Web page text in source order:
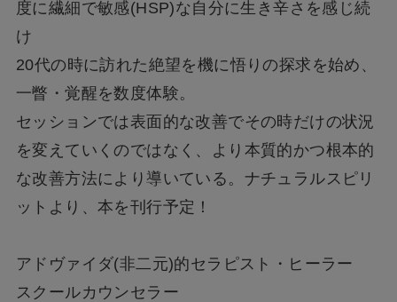
度に繊細で敏感(HSP)な自分に生き辛さを感じ続
け
20代の時に訪れた絶望を機に悟りの探求を始め、
一瞥・覚醒を数度体験。
セッションでは表面的な改善でその時だけの状況
を変えていくのではなく、より本質的かつ根本的
な改善方法により導いている。ナチュラルスピリ
ットより、本を刊行予定！
アドヴァイダ(非二元)的セラピスト・ヒーラー
スクールカウンセラー